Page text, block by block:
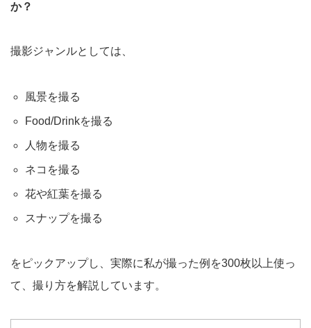
か？
撮影ジャンルとしては、
風景を撮る
Food/Drinkを撮る
人物を撮る
ネコを撮る
花や紅葉を撮る
スナップを撮る
をピックアップし、実際に私が撮った例を300枚以上使っ
て、撮り方を解説しています。